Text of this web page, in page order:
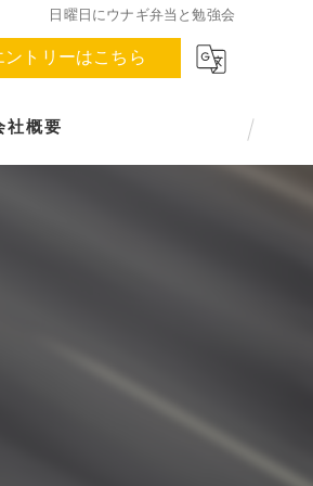
日曜日にウナギ弁当と勉強会
ントリーはこちら
社概要